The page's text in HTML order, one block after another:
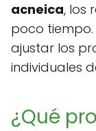
acneica, los
poco
ajustar los
individuales
¿Qué